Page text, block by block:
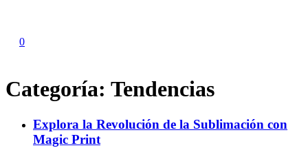
0
Categoría: Tendencias
Explora la Revolución de la Sublimación con
Magic Print